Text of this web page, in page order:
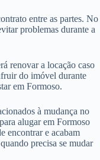
entre as partes. No
problemas durante a
renovar a locação caso
do imóvel durante
em Formoso.
à mudança no
alugar em Formoso
encontrar e acabam
precisa se mudar